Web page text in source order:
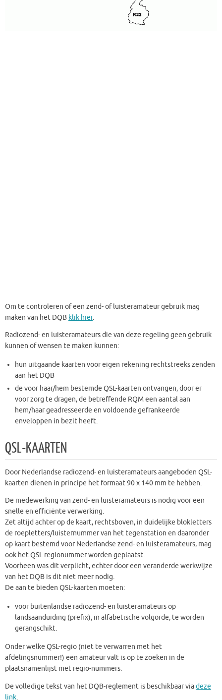
Om te controleren of een zend- of luisteramateur gebruik mag
maken van het DQB klik hier.
Radiozend- en luisteramateurs die van deze regeling geen gebruik
kunnen of wensen te maken kunnen:
hun uitgaande kaarten voor eigen rekening rechtstreeks zenden
aan het DQB
de voor haar/hem bestemde QSL-kaarten ontvangen, door er
voor zorg te dragen, de betreffende RQM een aantal aan
hem/haar geadresseerde en voldoende gefrankeerde
enveloppen in bezit heeft.
QSL-KAARTEN
Door Nederlandse radiozend- en luisteramateurs aangeboden QSL-
kaarten dienen in principe het formaat 90 x 140 mm te hebben.
De medewerking van zend- en luisteramateurs is nodig voor een
snelle en efficiënte verwerking.
Zet altijd achter op de kaart, rechtsboven, in duidelijke blokletters
de roepletters/luisternummer van het tegenstation en daaronder
op kaart bestemd voor Nederlandse zend- en luisteramateurs, mag
ook het QSL-regionummer worden geplaatst.
Voorheen was dit verplicht, echter door een veranderde werkwijze
van het DQB is dit niet meer nodig.
De aan te bieden QSL-kaarten moeten:
voor buitenlandse radiozend- en luisteramateurs op
landsaanduiding (prefix), in alfabetische volgorde, te worden
gerangschikt.
Onder welke QSL-regio (niet te verwarren met het
afdelingsnummer!) een amateur valt is op te zoeken in de
plaatsnamenlijst met regio-nummers.
De volledige tekst van het DQB-reglement is beschikbaar viadeze
link.